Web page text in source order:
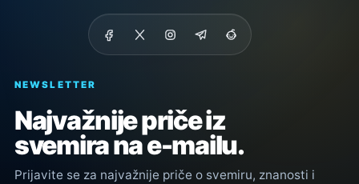
NEWSLETTER
Najvažnije priče iz
svemira na e-mailu.
Prijavite se za najvažnije priče o svemiru, znanosti i